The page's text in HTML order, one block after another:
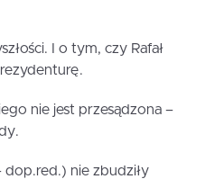
I o tym, czy Rafał
nie jest przesądzona –
nie zbudziły